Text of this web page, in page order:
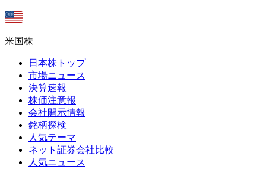
米国株
日本株トップ
市場ニュース
決算速報
株価注意報
会社開示情報
銘柄探検
人気テーマ
ネット証券会社比較
人気ニュース